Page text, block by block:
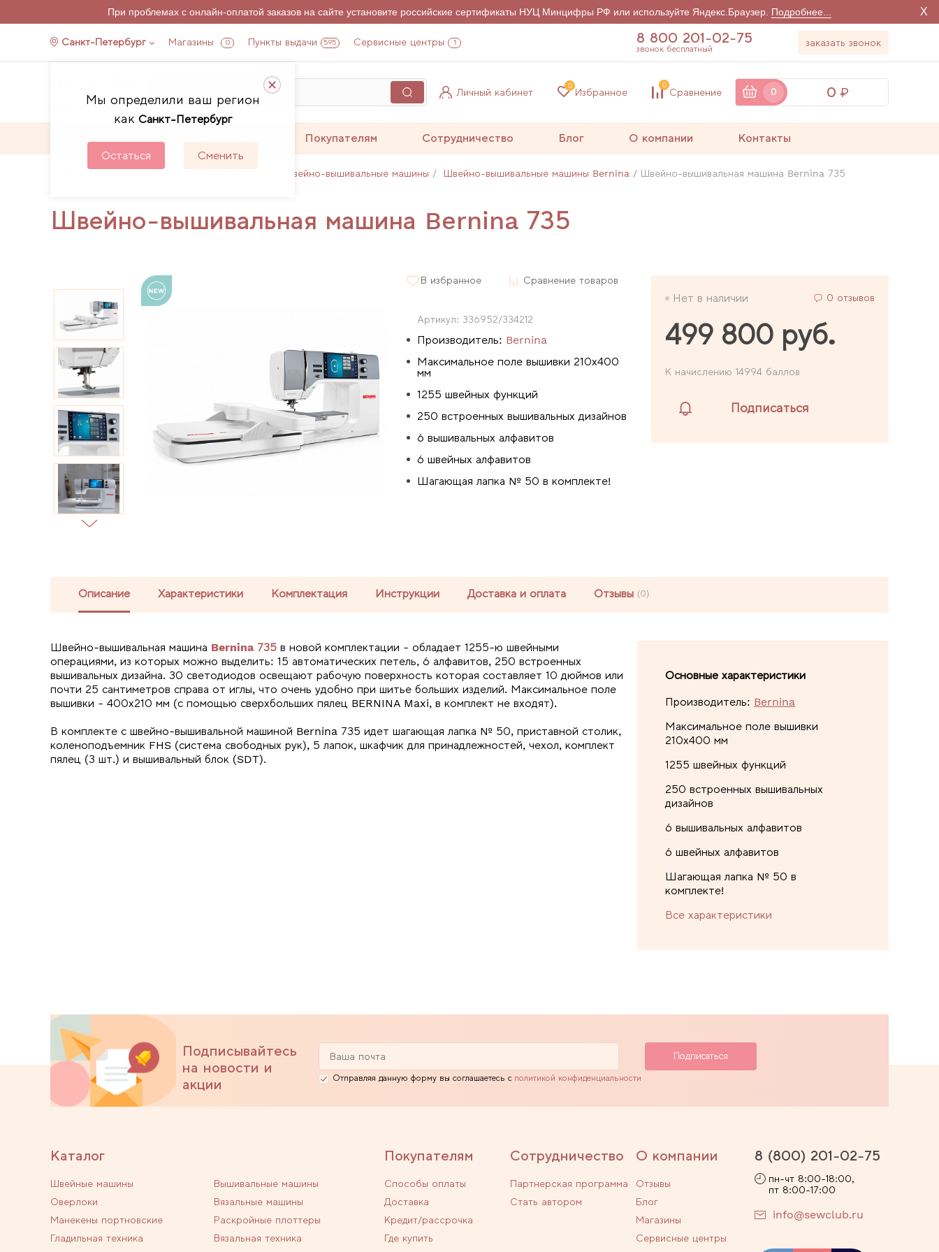
При проблемах с онлайн-оплатой заказов на сайте установите российские сертификаты НУЦ Минцифры РФ или используйте Яндекс.Браузер. Подробнее... X
Санкт-Петербург Магазины 0 Пункты выдачи 595 Сервисные центры 1
Мы определили ваш регион
как Санкт-Петербург
Остаться Сменить
8 800 201-02-75
звонок бесплатный
заказать звонок
Личный кабинет Избранное
0
Сравнение
0
0 0
Покупателям Сотрудничество Блог О компании Контакты
Каталог Швейное оборудование Швейно-вышивальные машины Швейно-вышивальные машины Bernina Швейно-вышивальная машина Bernina 735
Швейно-вышивальная машина Bernina 735
В избранное Сравнение товаров
Артикул: 336952/334212
Производитель: Bernina
Максимальное поле вышивки 210х400
мм
1255 швейных функций
250 встроенных вышивальных дизайнов
6 вышивальных алфавитов
6 швейных алфавитов
Шагающая лапка № 50 в комплекте!
Нет в наличии 0 отзывов
499 800 руб.
К начислению 14994 баллов
Подписаться
Описание Характеристики Комплектация Инструкции Доставка и оплата Отзывы (0)
Швейно-вышивальная машина Bernina 735 в новой комплектации - обладает 1255-ю швейными
операциями, из которых можно выделить: 15 автоматических петель, 6 алфавитов, 250 встроенных
вышивальных дизайна. 30 светодиодов освещают рабочую поверхность которая составляет 10 дюймов или
почти 25 сантиметров справа от иглы, что очень удобно при шитье больших изделий. Максимальное поле
вышивки - 400х210 мм (с помощью сверхбольших пялец BERNINA Maxi, в комплект не входят).
В комплекте с швейно-вышивальной машиной Bernina 735 идет шагающая лапка № 50, приставной столик,
коленоподъемник FHS (система свободных рук), 5 лапок, шкафчик для принадлежностей, чехол, комплект
пялец (3 шт.) и вышивальный блок (SDT).
Основные характеристики
Производитель: Bernina
Максимальное поле вышивки
210х400 мм
1255 швейных функций
250 встроенных вышивальных
дизайнов
6 вышивальных алфавитов
6 швейных алфавитов
Шагающая лапка № 50 в
комплекте!
Все характеристики
Подписывайтесь
на новости и
акции
Отправляя данную форму вы соглашаетесь с политикой конфиденциальности
Каталог
Швейные машины
Вышивальные машины
Оверлоки
Вязальные машины
Манекены портновские
Раскройные плоттеры
Гладильная техника
Вязальная техника
Покупателям
Способы оплаты
Доставка
Кредит/рассрочка
Где купить
Сотрудничество
Партнерская программа
Стать автором
О компании
Отзывы
Блог
Магазины
Сервисные центры
8 (800) 201-02-75
пн-чт 8:00-18:00,
пт 8:00-17:00
info@sewclub.ru